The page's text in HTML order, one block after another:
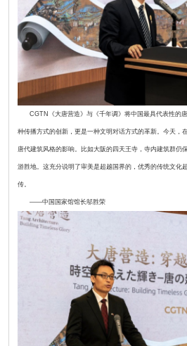
CGTN《大唐营造》与《千年调》将中国最具代表性的
种传播方式的创新，更是一种文明对话方式的革新。今天，
唐代建筑风格的影响。比如大阪的四天王寺，寺内建筑群仍
游胜地。这充分说明了审美是超越国界的，优秀的传统文化
传。
——中国国家馆馆长邬胜荣